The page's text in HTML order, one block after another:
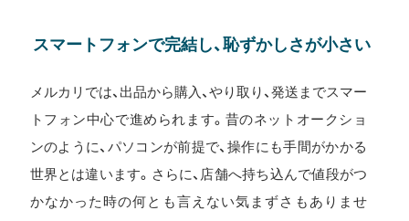
スマートフォンで完結し、恥ずかしさが小さい
メルカリでは、出品から購入、やり取り、発送までスマー
トフォン中心で進められます。昔のネットオークショ
ンのように、パソコンが前提で、操作にも手間がかかる
世界とは違います。さらに、店舗へ持ち込んで値段がつ
かなかった時の何とも言えない気まずさもありませ